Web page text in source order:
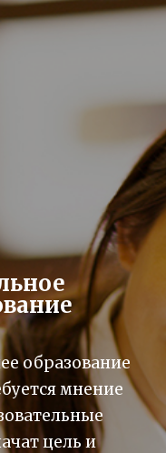
образование
мнение
цель и